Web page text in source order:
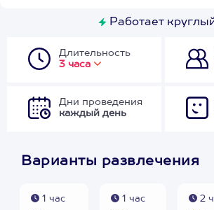
Работает
Длительность
3 часа
Дни проведения
каждый день
Варианты развлечения
1 час
1 час
2